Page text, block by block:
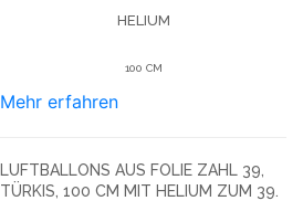
HELIUM
100 CM
Mehr erfahren
LUFTBALLONS AUS FOLIE ZAHL 39,
TÜRKIS, 100 CM MIT HELIUM ZUM 39.